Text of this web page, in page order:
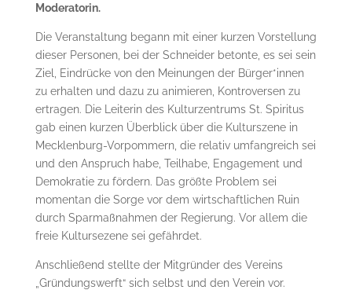
Moderatorin.
Die Veranstaltung begann mit einer kurzen Vorstellung
dieser Personen, bei der Schneider betonte, es sei sein
Ziel, Eindrücke von den Meinungen der Bürger*innen
zu erhalten und dazu zu animieren, Kontroversen zu
ertragen. Die Leiterin des Kulturzentrums St. Spiritus
gab einen kurzen Überblick über die Kulturszene in
Mecklenburg-Vorpommern, die relativ umfangreich sei
und den Anspruch habe, Teilhabe, Engagement und
Demokratie zu fördern. Das größte Problem sei
momentan die Sorge vor dem wirtschaftlichen Ruin
durch Sparmaßnahmen der Regierung. Vor allem die
freie Kultursezene sei gefährdet.
Anschließend stellte der Mitgründer des Vereins
„Gründungswerft“ sich selbst und den Verein vor.